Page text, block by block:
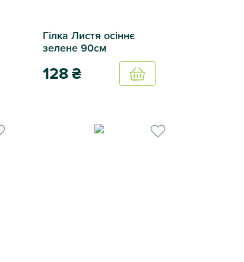
Гілка Листя осіннє
зелене 90см
128₴ Купить